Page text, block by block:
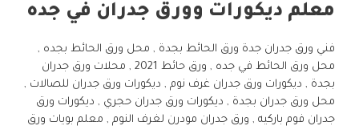
معلم ديكورات وورق جدران في جده
فني ورق جدران جدة ورق الحائط بجدة , محل ورق الحائط بجده ,
محل ورق الحائط في جده , ورق حائط 2021 , محلات ورق جدران
بجدة , ديكورات ورق جدران غرف نوم , ديكورات ورق جدران للصالات ,
محل ورق جدران بجدة , ديكورات ورق جدران حجري , ديكورات ورق
جدران فوم باركيه , ورق جدران مودرن لغرف النوم , معلم بويات ورق